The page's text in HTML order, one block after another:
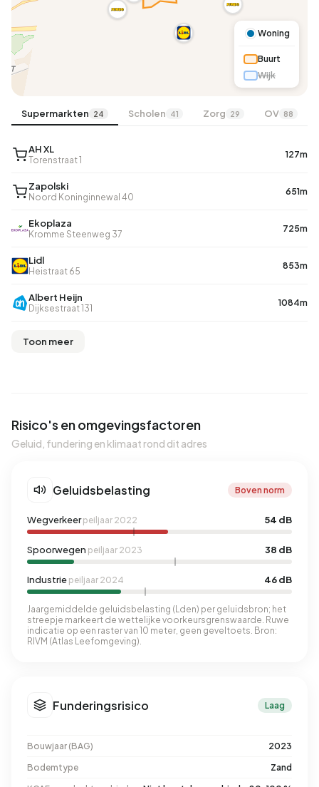
Woning
Buurt
Wijk
Supermarkten 24 Scholen 41 Zorg 29 OV 88
AH XL
Torenstraat 1
127m
Zapolski
Noord Koninginnewal 40
651m
Ekoplaza
Kromme Steenweg 37
725m
Lidl
Heistraat 65
853m
Albert Heijn
Dijksestraat 131
1084m
Toon meer
Risico's en omgevingsfactoren
Geluid, fundering en klimaat rond dit adres
Geluidsbelasting Boven norm
Wegverkeerpeiljaar 2022 54 dB
Spoorwegen peiljaar 2023 38 dB
Industrie peiljaar 2024 46 dB
Jaargemiddelde geluidsbelasting (Lden) per geluidsbron; het
streepje markeert de wettelijke voorkeursgrenswaarde. Ruwe
indicatie op een raster van 10 meter, geen geveltoets. Bron:
RIVM (Atlas Leefomgeving).
Funderingsrisico Laag
Bouwjaar (BAG)
2023
Bodemtype
Zand